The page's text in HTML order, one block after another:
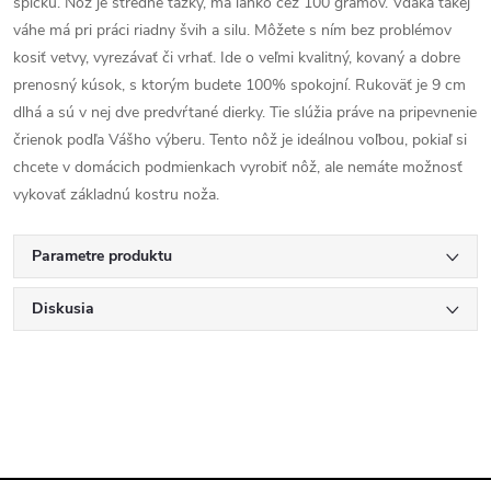
váhe má pri práci riadny švih a silu. Môžete s ním bez problémov
kosiť vetvy, vyrezávať či vrhať. Ide o veľmi kvalitný, kovaný a dobre
prenosný kúsok, s ktorým budete 100% spokojní. Rukoväť je 9 cm
dlhá a sú v nej dve predvŕtané dierky. Tie slúžia práve na pripevnenie
črienok podľa Vášho výberu. Tento nôž je ideálnou voľbou, pokiaľ si
chcete v domácich podmienkach vyrobiť nôž, ale nemáte možnosť
vykovať základnú kostru noža.
Parametre produktu
Diskusia